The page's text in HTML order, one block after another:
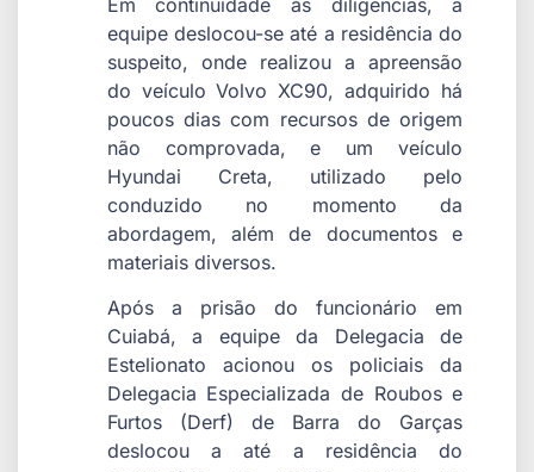
equipe deslocou-se até a residência do
suspeito, onde realizou a apreensão
do veículo Volvo XC90, adquirido há
poucos dias com recursos de origem
não comprovada, e um veículo
Hyundai Creta, utilizado pelo
conduzido no momento da
abordagem, além de documentos e
materiais diversos.
Após a prisão do funcionário em
Cuiabá, a equipe da Delegacia de
Estelionato acionou os policiais da
Delegacia Especializada de Roubos e
Furtos (Derf) de Barra do Garças
deslocou a até a residência do